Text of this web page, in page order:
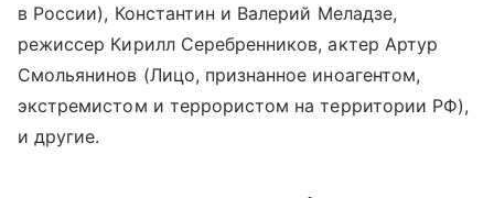
в России), Константин и Валерий Меладзе,
режиссер Кирилл Серебренников, актер Артур
Смольянинов (Лицо, признанное иноагентом,
экстремистом и террористом на территории РФ),
и другие.